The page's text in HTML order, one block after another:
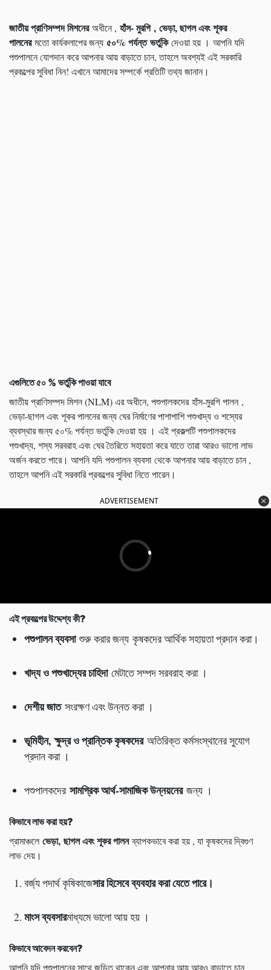
জাতীয় প্রাণিসম্পদ মিশনেরঅধীনে , হাঁস- মুরগি, ভেড়া,ছাগল এবং শূকর
পালনেরমতো কার্যকলাপের জন্য ৫০% পর্যন্ত ভর্তুকিদেওয়া হয় । আপনি যদি
পশুপালনে যোগদান করে আপনার আয় বাড়াতে চান, তাহলে অবশ্যই এই সরকারি
প্রকল্পের সুবিধা নিন! এখানে আমাদের সম্পর্কে প্রতিটি তথ্য জানান।
এগুলিতে ৫০ % ভর্তুকি পাওয়া যাবে
জাতীয় প্রাণিসম্পদ মিশন (NLM) এর অধীনে, পশুপালকদের হাঁস-মুরগি পালন ,
ভেড়া-ছাগল এবং শূকর পালনের জন্য ঘের নির্মাণের পাশাপাশি পশুখাদ্য ও শস্যের
ব্যবস্থার জন্য ৫০% পর্যন্ত ভর্তুকি দেওয়া হয় । এই প্রকল্পটি পশুপালকদের
পশুখাদ্য, শস্য সরবরাহ এবং ঘের তৈরিতে সহায়তা করে যাতে তারা আরও ভালো লাভ
অর্জন করতে পারে। আপনি যদি পশুপালন ব্যবসা থেকে আপনার আয় বাড়াতে চান ,
তাহলে আপনি এই সরকারি প্রকল্পের সুবিধা নিতে পারেন।
ADVERTISEMENT
এই প্রকল্পের উদ্দেশ্য কী?
পশুপালন ব্যবসাশুরু করার জন্য কৃষকদের আর্থিক সহায়তা প্রদান করা।
খাদ্য ও পশুখাদ্যের চাহিদামেটাতে সম্পদ সরবরাহ করা ।
দেশীয় জাতসংরক্ষণ এবং উন্নত করা ।
ভূমিহীন,ক্ষুদ্র ও প্রান্তিক কৃষকদেরঅতিরিক্ত কর্মসংস্থানের সুযোগ
প্রদান করা ।
পশুপালকদের সামগ্রিক আর্থ-সামাজিক উন্নয়নেরজন্য ।
কিভাবে লাভ করা হয়?
গ্রামাঞ্চলে ভেড়া, ছাগল এবং শূকর পালনব্যাপকভাবে করা হয় , যা কৃষকদের দ্বিগুণ
লাভ দেয়।
বর্জ্য পদার্থ কৃষিকাজেসার হিসেবে ব্যবহার করা যেতে পারে।
মাংস ব্যবসারমাধ্যমে ভালো আয় হয় ।
কিভাবে আবেদন করবেন?
আপনি যদি পশুপালনের সাথে জড়িত থাকেন এবং আপনার আয় আরও বাড়াতে চান,